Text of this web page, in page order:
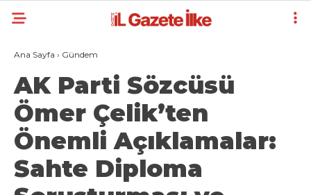
Ana Sayfa › Gündem
AK Parti Sözcüsü
Ömer Çelik’ten
Önemli Açıklamalar:
Sahte Diploma